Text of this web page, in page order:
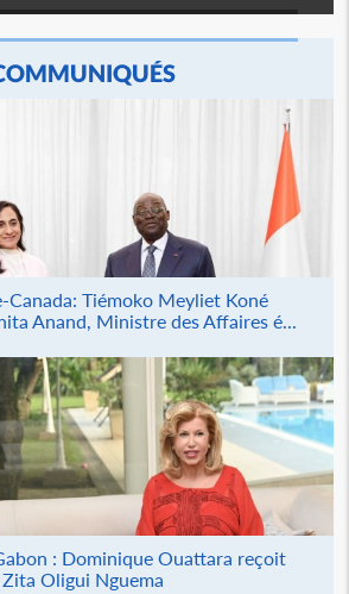
Canada: Tiémoko Meyliet Koné
Anand, Ministre des Affaires é...
: Dominique Ouattara reçoit
Zita Oligui Nguema